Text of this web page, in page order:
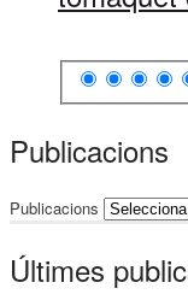
Publicacions
Publicacions
Últimes